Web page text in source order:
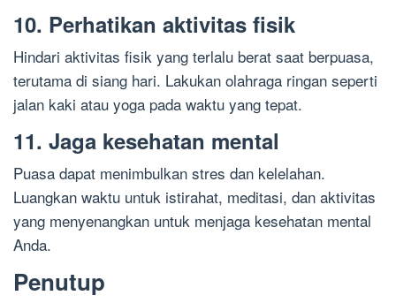
10. Perhatikan aktivitas fisik
Hindari aktivitas fisik yang terlalu berat saat berpuasa,
terutama di siang hari. Lakukan olahraga ringan seperti
jalan kaki atau yoga pada waktu yang tepat.
11. Jaga kesehatan mental
Puasa dapat menimbulkan stres dan kelelahan.
Luangkan waktu untuk istirahat, meditasi, dan aktivitas
yang menyenangkan untuk menjaga kesehatan mental
Anda.
Penutup